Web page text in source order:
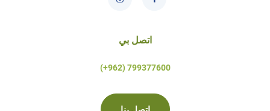
اتصل بي
799377600 (962+)